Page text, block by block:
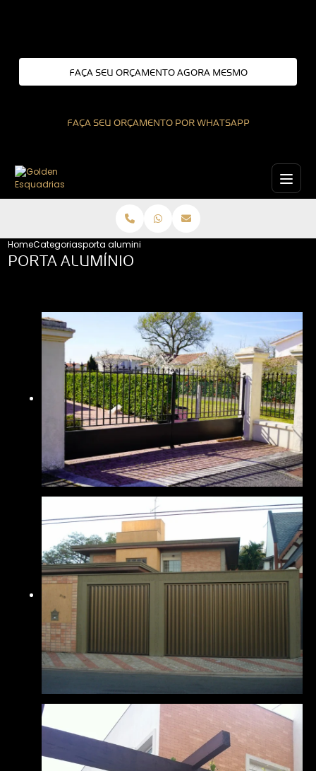
FAÇA SEU ORÇAMENTO AGORA MESMO
FAÇA SEU ORÇAMENTO POR WHATSAPP
HomeCategoriasporta aluminio
PORTA ALUMÍNIO